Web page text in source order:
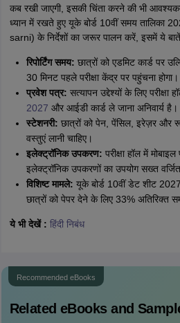
कब रखी जाएगी, इसकी चिंता करने की भी
ध्यान में रखते हुए यूके बोर्ड 10वीं समय तालिका
sarni) के निर्देशों का जरूर पालन करें, इसमें ये
रिपोर्टिंग समय: छात्रों को एडमिट कार्ड पर
30 मिनट पहले परीक्षा केंद्र पर पहुंचना होगा।
प्रवेश पत्र: सत्यापन उद्देश्यों के लिए परीक्षा
2027 और आईडी कार्ड ले जाना अनिवार्य है।
स्टेशनरी: छात्रों को पेन, पेंसिल, इरेज़र और
वस्तुएं लानी चाहिए।
इलेक्ट्रॉनिक उपकरण: परीक्षा हॉल में
इलेक्ट्रॉनिक उपकरणों का उपयोग सख्त
विशिष्ट मामले: यूके बोर्ड 10वीं डेट शीट
छात्रों को पेपर देने के लिए 33% अतिरिक्त
ये भी देखें : हिंदी निबंध
Recommended eBooks
Related eBooks and